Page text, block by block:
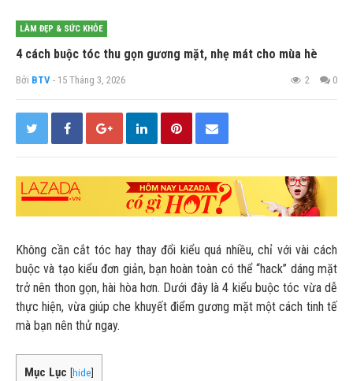
LÀM ĐẸP & SỨC KHỎE
4 cách buộc tóc thu gọn gương mặt, nhẹ mát cho mùa hè
Bởi BTV - 15 Tháng 3, 2026 2 0
Không cần cắt tóc hay thay đổi kiểu quá nhiều, chỉ với vài cách
buộc và tạo kiểu đơn giản, bạn hoàn toàn có thể “hack” dáng mặt
trở nên thon gọn, hài hòa hơn. Dưới đây là 4 kiểu buộc tóc vừa dễ
thực hiện, vừa giúp che khuyết điểm gương mặt một cách tinh tế
mà bạn nên thử ngay.
Mục Lục [hide]